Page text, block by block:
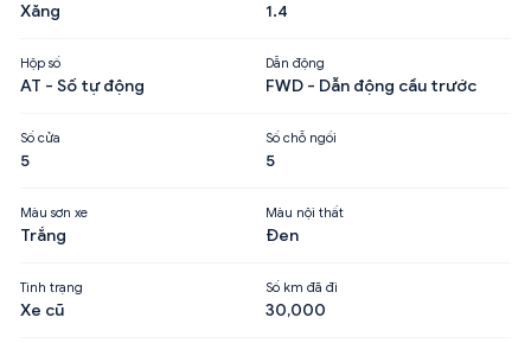
Xăng 1.4
Hộp số
AT - Số tự động
Dẫn động
FWD - Dẫn động cầu trước
Số cửa
5
Số chỗ ngồi
5
Màu sơn xe
Trắng
Màu nội thất
Đen
Tình trạng
Xe cũ
Số km đã đi
30,000